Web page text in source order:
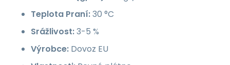
Teplota Praní:30 °C
Srážlivost:3-5 %
Výrobce: Dovoz EU